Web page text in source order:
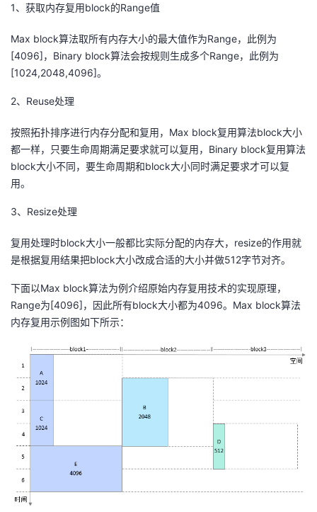
1、获取内存复用block的Range值
Max block算法取所有内存大小的最大值作为Range，此例为
[4096]，Binary block算法会按规则生成多个Range，此例为
[1024,2048,4096]。
2、Reuse处理
按照拓扑排序进行内存分配和复用，Max block复用算法block大小
都一样，只要生命周期满足要求就可以复用，Binary block复用算法
block大小不同，要生命周期和block大小同时满足要求才可以复
用。
3、Resize处理
复用处理时block大小一般都比实际分配的内存大，resize的作用就
是根据复用结果把block大小改成合适的大小并做512字节对齐。
下面以Max block算法为例介绍原始内存复用技术的实现原理，
Range为[4096]，因此所有block大小都为4096。Max block算法
内存复用示例图如下所示：